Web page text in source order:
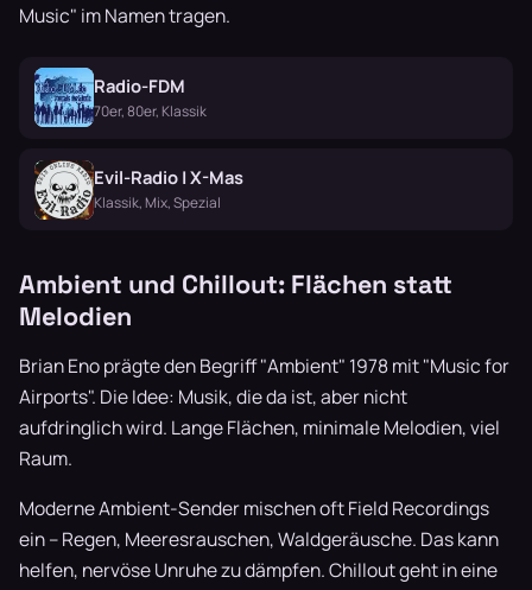
Music" im Namen tragen.
Radio-FDM
70er, 80er, Klassik
Evil-Radio | X-Mas
Klassik, Mix, Spezial
Ambient und Chillout: Flächen statt
Melodien
Brian Eno prägte den Begriff "Ambient" 1978 mit "Music for
Airports". Die Idee: Musik, die da ist, aber nicht
aufdringlich wird. Lange Flächen, minimale Melodien, viel
Raum.
Moderne Ambient-Sender mischen oft Field Recordings
ein – Regen, Meeresrauschen, Waldgeräusche. Das kann
helfen, nervöse Unruhe zu dämpfen. Chillout geht in eine